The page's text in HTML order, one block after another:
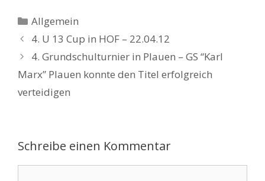
Kategorien
Allgemein
4. U 13 Cup in HOF – 22.04.12
4. Grundschulturnier in Plauen – GS “Karl
Marx” Plauen konnte den Titel erfolgreich
verteidigen
Schreibe einen Kommentar